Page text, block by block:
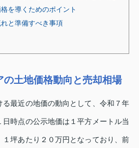
を導くためのポイント
と準備すべき事項
の土地価格動向と売却相場
最近の地価の動向として、令和７年
日時点の公示地価は１平方メートル当
１坪あたり２０万円となっており、前